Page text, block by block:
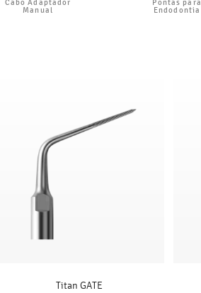
Cabo Adaptador
Manual
Pontas para
Endodontia
Titan GATE